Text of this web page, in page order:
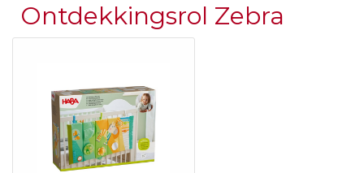
Ontdekkingsrol Zebra